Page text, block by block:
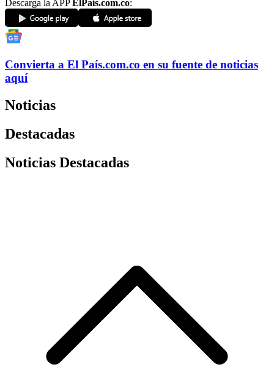
Descarga la APP ElPaís.com.co:
Convierta a El País.com.co en su fuente de noticias
aquí
Noticias
Destacadas
Noticias Destacadas